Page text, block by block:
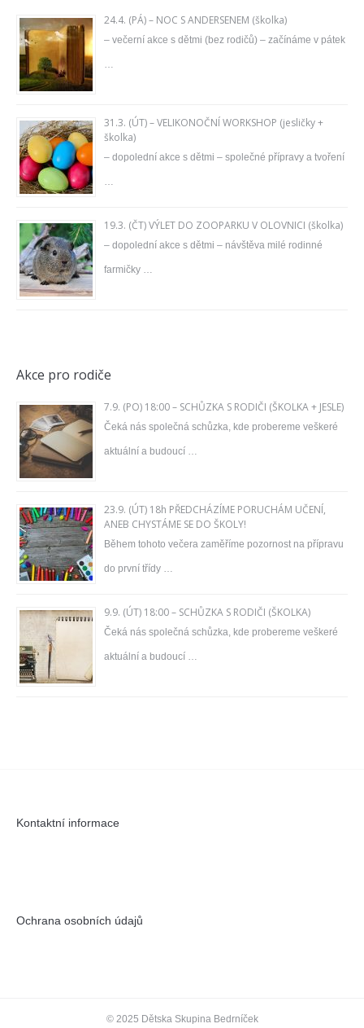
24.4. (PÁ) – NOC S ANDERSENEM (školka)
– večerní akce s dětmi (bez rodičů) – začínáme v pátek
…
31.3. (ÚT) – VELIKONOČNÍ WORKSHOP (jesličky +
školka)
– dopolední akce s dětmi – společné přípravy a tvoření
…
19.3. (ČT) VÝLET DO ZOOPARKU V OLOVNICI (školka)
– dopolední akce s dětmi – návštěva milé rodinné
farmičky …
Akce pro rodiče
7.9. (PO) 18:00 – SCHŮZKA S RODIČI (ŠKOLKA + JESLE)
Čeká nás společná schůzka, kde probereme veškeré
aktuální a budoucí …
23.9. (ÚT) 18h PŘEDCHÁZÍME PORUCHÁM UČENÍ,
ANEB CHYSTÁME SE DO ŠKOLY!
Během tohoto večera zaměříme pozornost na přípravu
do první třídy …
9.9. (ÚT) 18:00 – SCHŮZKA S RODIČI (ŠKOLKA)
Čeká nás společná schůzka, kde probereme veškeré
aktuální a budoucí …
Kontaktní informace
Ochrana osobních údajů
© 2025 Dětska Skupina Bedrníček